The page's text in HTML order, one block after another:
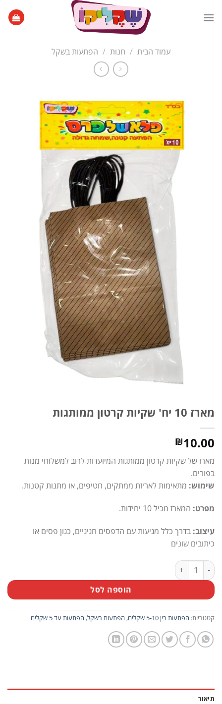
עמוד הבית / חנות / הפתעות בשקל
מארז 10 יח' שקיות קרטון ממותגות
₪10.00
מארז של שקיות קרטון ממותגות המיועדות לרוב למשלוחי מנות
בפורים.
שימוש: מתאימות לאריזת ממתקים, חטיפים, או מתנות קטנות.
מפרט: המארז מכיל 10 יחידות.
עיצוב: בדרך כלל מגיעות עם הדפסים חגיגיים, כגון פסים או
כיתובים שונים
כמות של מארז 10 יח' שקיות קרטון ממותגות
הוספה לסל
קטגוריות: הפתעות בין 5-10 שקלים , הפתעות בשקל, הפתעות עד 5 שקלים
תיאור